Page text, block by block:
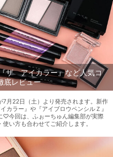
ザ アイカラー』など人気コ
底レビュー
月22日（土）より発売されます。新作
ラー』や『アイブロウペンシルＺ』
♡今回は、ふぉーちゅん編集部が実際
い方も合わせてご紹介します。